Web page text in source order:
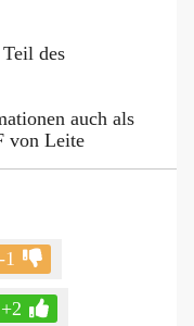
des
auch als
von Leite
-1
+2